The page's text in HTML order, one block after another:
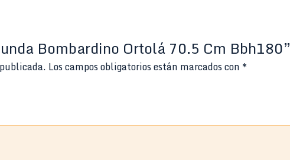
Bombardino Ortolá 70.5 Cm Bbh180”
Los campos obligatorios están marcados con *